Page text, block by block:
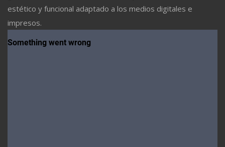
estético y funcional adaptado a los medios digitales e
impresos.